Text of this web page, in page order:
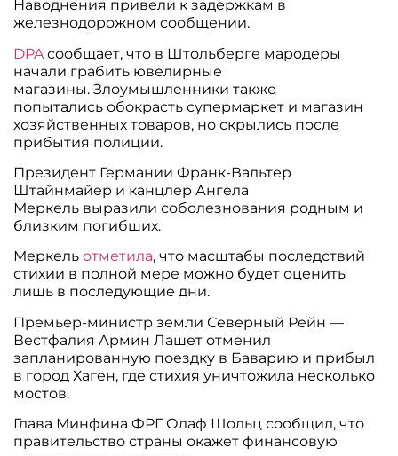
Наводнения привели к задержкам в
железнодорожном сообщении.
DPA сообщает, что в Штольберге мародеры
начали грабить ювелирные
магазины. Злоумышленники также
попытались обокрасть супермаркет и магазин
хозяйственных товаров, но скрылись после
прибытия полиции.
Президент Германии Франк-Вальтер
Штайнмайер и канцлер Ангела
Меркель выразили соболезнования родным и
близким погибших.
Меркельотметила, что масштабы последствий
стихии в полной мере можно будет оценить
лишь в последующие дни.
Премьер-министр земли Северный Рейн —
Вестфалия Армин Лашет отменил
запланированную поездку в Баварию и прибыл
в город Хаген, где стихия уничтожила несколько
мостов.
Глава Минфина ФРГ Олаф Шольц сообщил, что
правительство страны окажет финансовую